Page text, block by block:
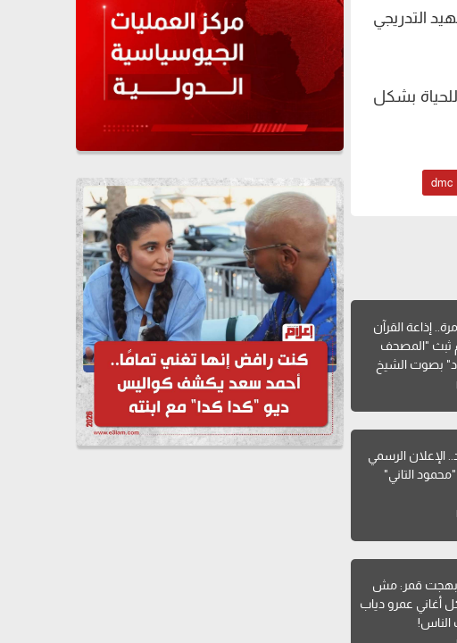
التدريجي
بشكل
dmc
إذاعة القرآن
ثبث "المصحف
بصوت الشيخ
الإعلان الرسمي
"محمود التاني"
بهجت قمر: مش
أغاني عمرو دياب
الناس!